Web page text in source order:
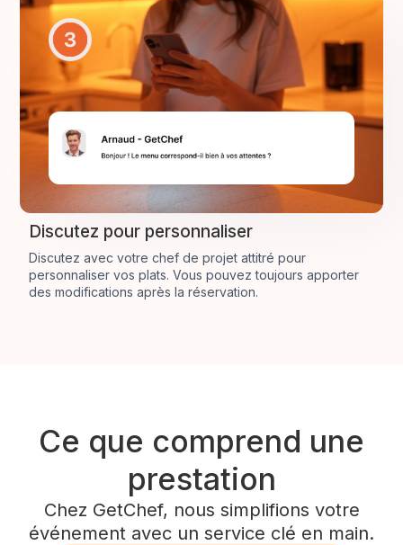
Discutez pour personnaliser
Discutez avec votre chef de projet attitré pour
personnaliser vos plats. Vous pouvez toujours apporter
des modifications après la réservation.
Ce que comprend une
prestation
Chez GetChef, nous simplifions votre
événement avec un service clé en main.